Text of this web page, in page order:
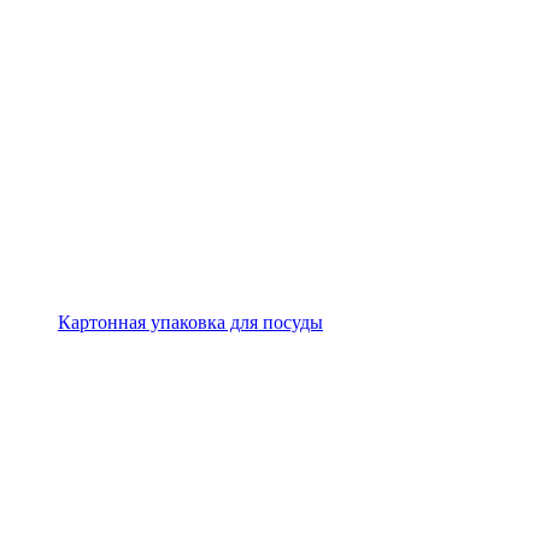
Картонная упаковка для посуды